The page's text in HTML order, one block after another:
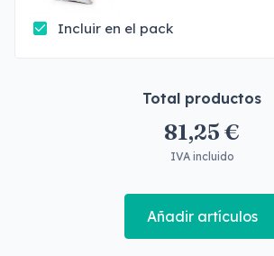
Incluir en el pack
Total productos
81,25 €
IVA incluido
Añadir artículos